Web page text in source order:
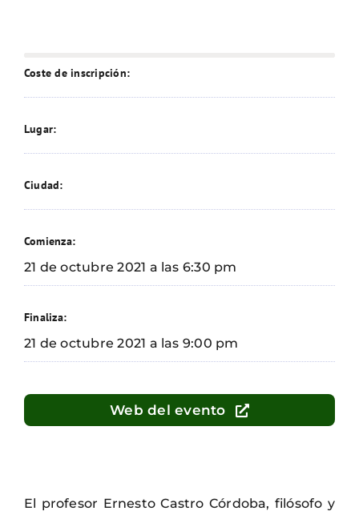
Coste de inscripción:
Lugar:
Ciudad:
Comienza:
21 de octubre 2021 a las 6:30 pm
Finaliza:
21 de octubre 2021 a las 9:00 pm
Web del evento
El profesor Ernesto Castro Córdoba, filósofo y